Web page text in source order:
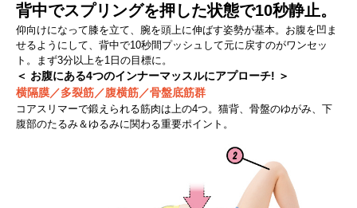
背中でスプリングを押した状態で10秒静止。
仰向けになって膝を立て、腕を頭上に伸ばす姿勢が基本。お腹を凹ま
せるようにして、背中で10秒間プッシュして元に戻すのがワンセッ
ト。まず3分以上を1日の目標に。
＜ お腹にある4つのインナーマッスルにアプローチ! ＞
横隔膜／多裂筋／腹横筋／骨盤底筋群
コアスリマーで鍛えられる筋肉は上の4つ。猫背、骨盤のゆがみ、下
腹部のたるみ＆ゆるみに関わる重要ポイント。